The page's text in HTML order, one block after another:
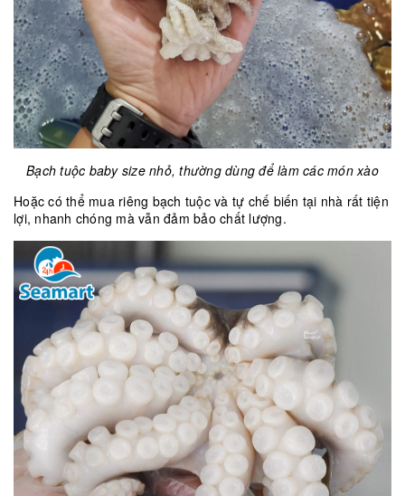
Bạch tuộc baby size nhỏ, thường dùng để làm các món xào
Hoặc có thể mua riêng bạch tuộc và tự chế biến tại nhà rất tiện
lợi, nhanh chóng mà vẫn đảm bảo chất lượng.